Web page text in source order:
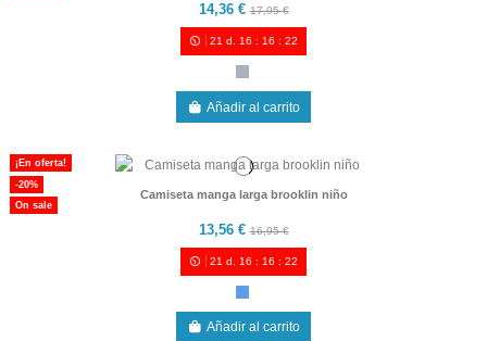
14,36 €17,95 €
21 d. 16 :16 :21
Añadir al carrito
¡En oferta!
-20%
On sale
Camiseta manga larga brooklin niño
13,56 €16,95 €
21 d. 16 : 16 :21
Añadir al carrito